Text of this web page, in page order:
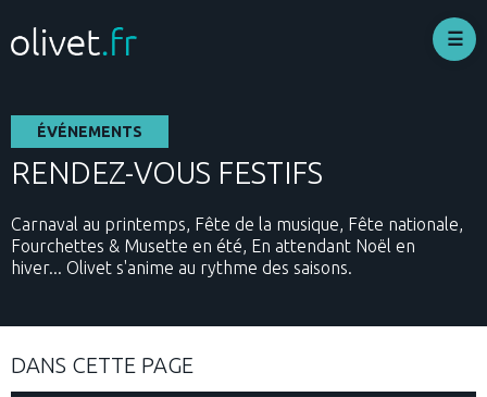
main
content
ÉVÉNEMENTS
RENDEZ-VOUS FESTIFS
Carnaval au printemps, Fête de la musique, Fête nationale,
Fourchettes & Musette en été, En attendant Noël en
hiver... Olivet s'anime au rythme des saisons.
DANS CETTE PAGE